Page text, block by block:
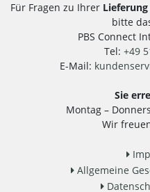
Für Fragen zu Ihrer
bitte
PBS Connect
Tel: +49
E-Mail:
Sie
Montag –
Wir
Allgemeine